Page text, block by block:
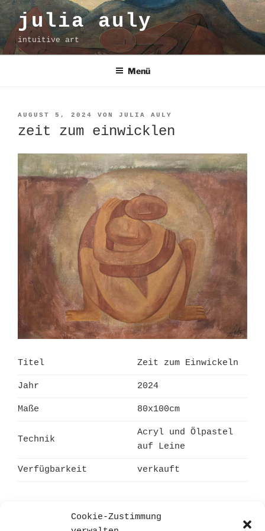
Cookie-Zustimmung
Zum
Inhalt
springen
julia auly
intuitive art
Menü
VERÖFFENTLICHT
AUGUST 5, 2024 VON JULIA AULY
zeit zum einwicklen
Titel Zeit zum Einwickeln
Jahr 2024
Maße 80x100cm
Technik
Acryl und Ölpastel
auf Leine
Verfügbarkeit verkauft